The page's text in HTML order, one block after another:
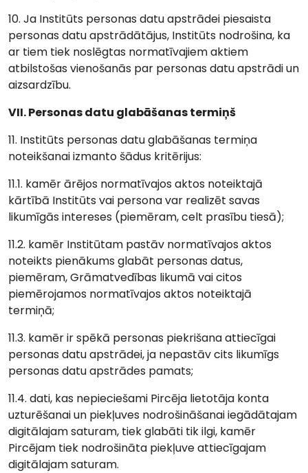
10. Ja Institūts personas datu apstrādei piesaista
personas datu apstrādātājus, Institūts nodrošina, ka
ar tiem tiek noslēgtas normatīvajiem aktiem
atbilstošas vienošanās par personas datu apstrādi un
aizsardzību.
VII. Personas datu glabāšanas termiņš
11. Institūts personas datu glabāšanas termiņa
noteikšanai izmanto šādus kritērijus:
11.1. kamēr ārējos normatīvajos aktos noteiktajā
kārtībā Institūts vai persona var realizēt savas
likumīgās intereses (piemēram, celt prasību tiesā);
11.2. kamēr Institūtam pastāv normatīvajos aktos
noteikts pienākums glabāt personas datus,
piemēram, Grāmatvedības likumā vai citos
piemērojamos normatīvajos aktos noteiktajā
termiņā;
11.3. kamēr ir spēkā personas piekrišana attiecīgai
personas datu apstrādei, ja nepastāv cits likumīgs
personas datu apstrādes pamats;
11.4. dati, kas nepieciešami Pircēja lietotāja konta
uzturēšanai un piekļuves nodrošināšanai iegādātajam
digitālajam saturam, tiek glabāti tik ilgi, kamēr
Pircējam tiek nodrošināta piekļuve attiecīgajam
digitālajam saturam.